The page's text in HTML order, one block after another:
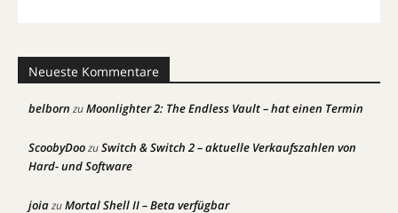
Neueste Kommentare
belborn zuMoonlighter 2: The Endless Vault – hat einen Termin
ScoobyDoozuSwitch & Switch 2 – aktuelle Verkaufszahlen von
Hard- und Software
joiazuMortal Shell II – Beta verfügbar